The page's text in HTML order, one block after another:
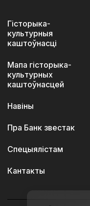
Гісторыка-
культурныя
каштоўнасці
Мапа гісторыка-
культурных
каштоўнасцей
Навіны
Пра Банк звестак
Спецыялістам
Кантакты